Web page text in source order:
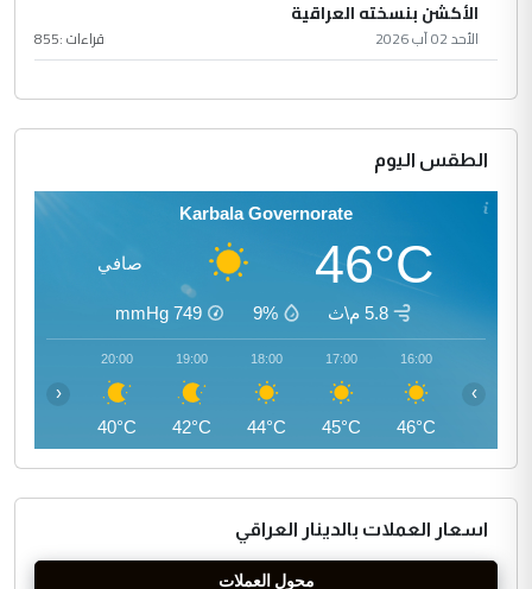
الأكشن بنسخته العراقية
الأحد 02 آب 2026 قراءات :855
الطقس اليوم
Karbala Governorate
46°C صافي
5.8 م\ث 9%
749
mmHg
16:00
46°C
17:00
45°C
18:00
44°C
19:00
42°C
20:00
40°C
‹ ›
اسعار العملات بالدينار العراقي